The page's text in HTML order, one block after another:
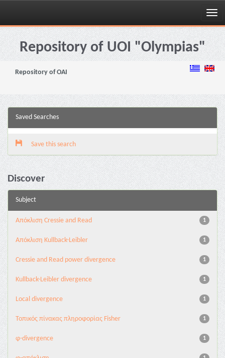
Skip
navigationRepository of UOI "Olympias"
Repository of OAI
Saved Searches
Save this search
Discover
Subject
1
Aπόκλιση Cressie and Read
1
Aπόκλιση Kullback-Leibler
1
Cressie and Read power divergence
1
Kullback-Leibler divergence
1
Local divergence
1
Τοπικός πίνακας πληροφορίας Fisher
1
φ-divergence